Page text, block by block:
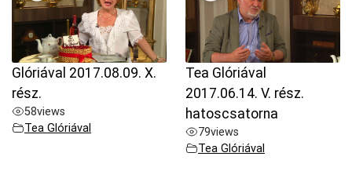
Glóriával 2017.08.09. X.
rész.
58views
Tea Glóriával
Tea Glóriával
2017.06.14. V. rész.
hatoscsatorna
79views
Tea Glóriával